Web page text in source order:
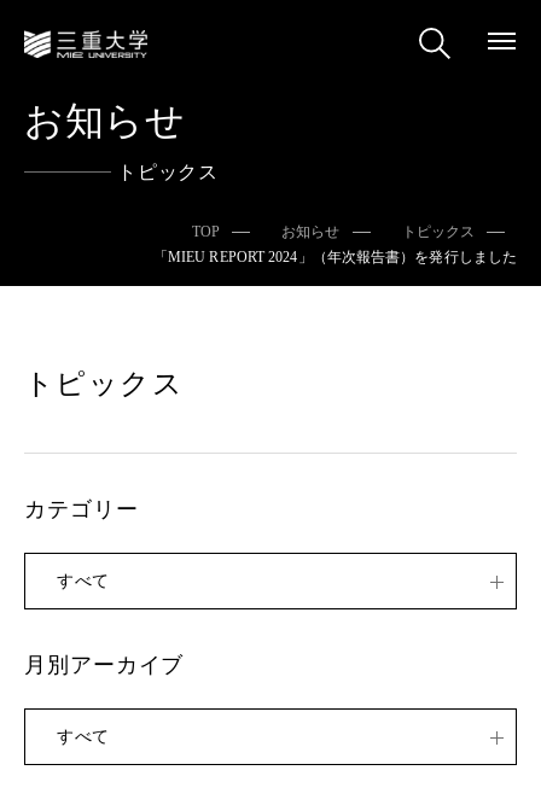
お知らせ
トピックス
TOP お知らせ
トピックス
「MIEU REPORT 2024」（年次報告書）を発行しました
トピックス
カテゴリー
すべて
月別アーカイブ
すべて